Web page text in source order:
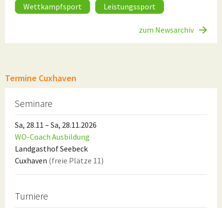
Wettkampfsport
Leistungssport
zum Newsarchiv
Termine Cuxhaven
Seminare
Sa, 28.11 – Sa, 28.11.2026
WO-Coach Ausbildung
Landgasthof Seebeck
Cuxhaven (freie Plätze 11)
Turniere